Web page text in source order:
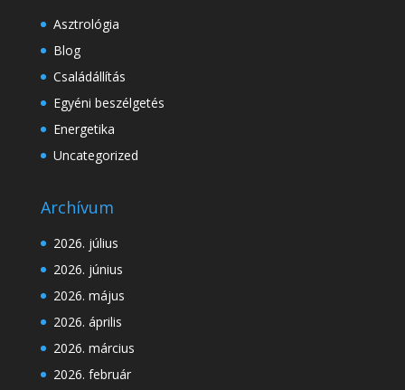
Asztrológia
Blog
Családállítás
Egyéni beszélgetés
Energetika
Uncategorized
Archívum
2026. július
2026. június
2026. május
2026. április
2026. március
2026. február